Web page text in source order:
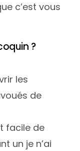
c’est vous
?
les
de
facile de
un je n’ai